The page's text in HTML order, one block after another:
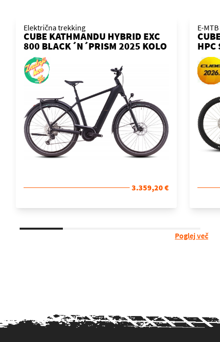
Električna trekking
CUBE KATHMANDU HYBRID EXC
800 BLACK´N´PRISM 2025 KOLO
3.359,20 €
E-
HPC
Poglej več